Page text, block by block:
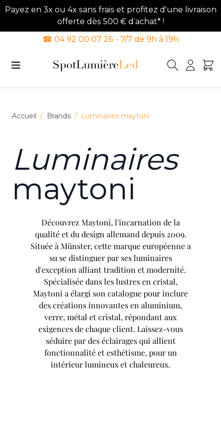
Payez en 3x ou 4x sans frais et profitez d'une livraison
offerte dès 500 € d’achat* !
☎ 04 92 00 07 26 - 7/7 de 9h à 19h
Accueil / Brands / Luminaires maytoni
Luminaires
maytoni
Découvrez Maytoni, l'incarnation de la
qualité et du design allemand depuis 2009.
Située à Münster, cette marque européenne a
su se distinguer par ses luminaires
d'exception alliant tradition et modernité.
Spécialisée dans les lustres en cristal,
Maytoni a élargi son catalogue pour inclure
des créations innovantes en aluminium,
verre, métal et cristal, répondant aux
exigences de chaque client. Laissez-vous
séduire par des éclairages qui allient
fonctionnalité et esthétisme, pour un
intérieur lumineux et chaleureux.